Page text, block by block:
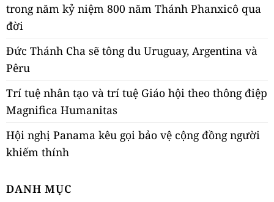
trong năm kỷ niệm 800 năm Thánh Phanxicô qua
đời
Đức Thánh Cha sẽ tông du Uruguay, Argentina và
Pêru
Trí tuệ nhân tạo và trí tuệ Giáo hội theo thông điệp
Magnifica Humanitas
Hội nghị Panama kêu gọi bảo vệ cộng đồng người
khiếm thính
DANH MỤC